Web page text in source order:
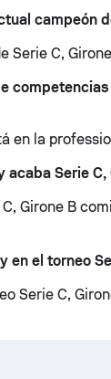
campeón
Serie C,
competencias
en la
acaba Serie C,
Girone B
en el torneo
Serie C,